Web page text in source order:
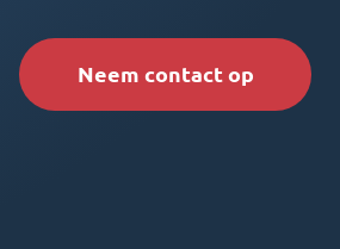
Neem contact op